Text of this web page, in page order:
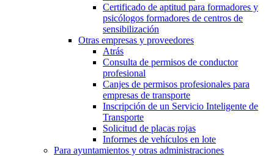
Certificado de aptitud para formadores y
psicólogos formadores de centros de
sensibilización
Otras empresas y proveedores
Atrás
Consulta de permisos de conductor
profesional
Canjes de permisos profesionales para
empresas de transporte
Inscripción de un Servicio Inteligente de
Transporte
Solicitud de placas rojas
Informes de vehículos en lote
Para ayuntamientos y otras administraciones